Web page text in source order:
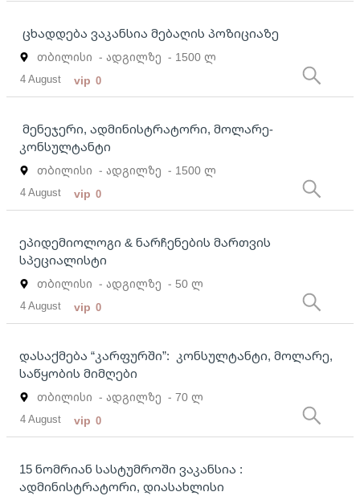
ცხადდება ვაკანსია მებაღის პოზიციაზე
თბილისი - ადგილზე - 1500 ლ
4 August vip 0
მენეჯერი, ადმინისტრატორი, მოლარე-
კონსულტანტი
თბილისი - ადგილზე - 1500 ლ
4 August vip 0
ეპიდემიოლოგი & ნარჩენების მართვის
სპეციალისტი
თბილისი - ადგილზე - 50 ლ
4 August vip 0
დასაქმება “კარფურში”: კონსულტანტი, მოლარე,
საწყობის მიმღები
თბილისი - ადგილზე - 70 ლ
4 August vip 0
15 ნომრიან სასტუმროში ვაკანსია :
ადმინისტრატორი, დიასახლისი